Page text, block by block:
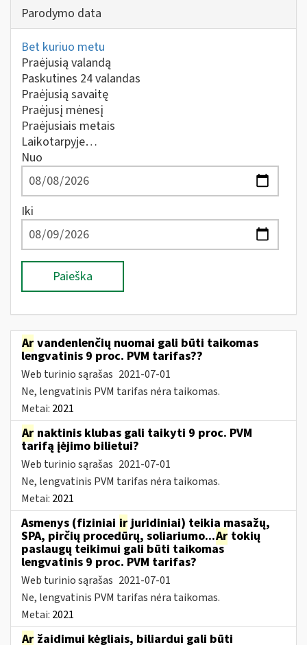
Parodymo data
Bet kuriuo metu
Praėjusią valandą
Paskutines 24 valandas
Praėjusią savaitę
Praėjusį mėnesį
Praėjusiais metais
Laikotarpyje…
Nuo
Iki
Paieška
Ar vandenlenčių nuomai gali būti taikomas
lengvatinis 9 proc. PVM tarifas??
Web turinio sąrašas 2021-07-01
Ne, lengvatinis PVM tarifas nėra taikomas.
Metai: 2021
Ar naktinis klubas gali taikyti 9 proc. PVM
tarifą įėjimo bilietui?
Web turinio sąrašas 2021-07-01
Ne, lengvatinis PVM tarifas nėra taikomas.
Metai: 2021
Asmenys (fiziniai irjuridiniai) teikia masažų,
SPA, pirčių procedūrų, soliariumo...Ar tokių
paslaugų teikimui gali būti taikomas
lengvatinis 9 proc. PVM tarifas?
Web turinio sąrašas 2021-07-01
Ne, lengvatinis PVM tarifas nėra taikomas.
Metai: 2021
Ar žaidimui kėgliais, biliardui gali būti